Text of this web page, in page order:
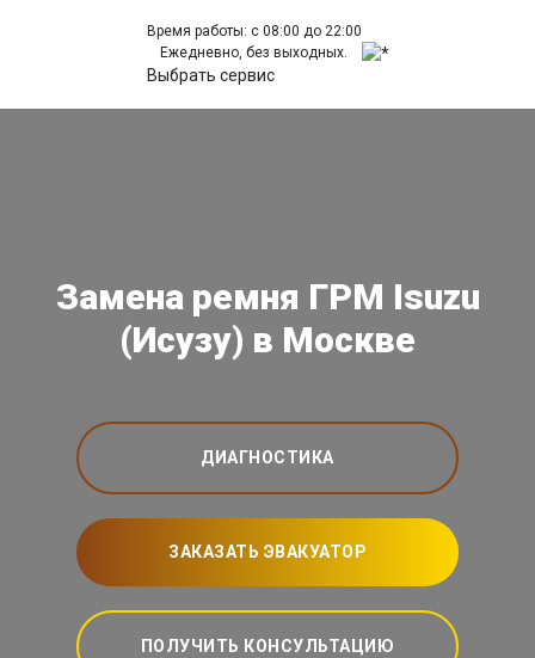
Время работы: с 08:00 до 22:00
Ежедневно, без выходных.
Выбрать сервис
Замена ремня ГРМ Isuzu
(Исузу) в Москве
ДИАГНОСТИКА
ЗАКАЗАТЬ ЭВАКУАТОР
ПОЛУЧИТЬ КОНСУЛЬТАЦИЮ